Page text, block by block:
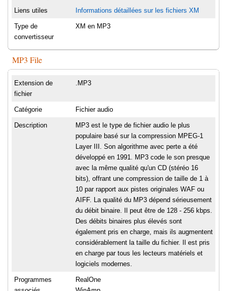
Liens utiles Informations détaillées sur les fichiers XM
Type de
convertisseur
XM en MP3
MP3 File
Extension de
fichier
.MP3
Catégorie Fichier audio
Description
MP3 est le type de fichier audio le plus
populaire basé sur la compression MPEG-1
Layer III. Son algorithme avec perte a été
développé en 1991. MP3 code le son presque
avec la même qualité qu'un CD (stéréo 16
bits), offrant une compression de taille de 1 à
10 par rapport aux pistes originales WAF ou
AIFF. La qualité du MP3 dépend sérieusement
du débit binaire. Il peut être de 128 - 256 kbps.
Des débits binaires plus élevés sont
également pris en charge, mais ils augmentent
considérablement la taille du fichier. Il est pris
en charge par tous les lecteurs matériels et
logiciels modernes.
Programmes
RealOne